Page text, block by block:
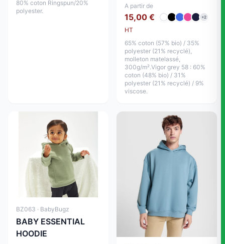
80% coton Ringspun/20%
polyester.
A partir de
15,00 €
HT
+2
65% coton (57% bio) / 35%
polyester (21% recyclé),
molleton matelassé,
300g/m².Vigor grey 58 : 60%
coton (48% bio) / 31%
polyester (21% recyclé) / 9%
viscose.
BZ063 · BabyBugz
BABY ESSENTIAL
HOODIE